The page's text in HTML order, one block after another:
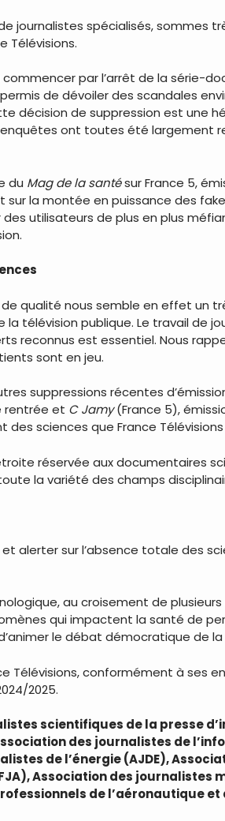
journalistes spécialisés, sommes
Télévisions.
par l’arrêt de la série-
de dévoiler des scandales
décision de suppression est une
ont toutes été largement
du Mag de la santésur France 5,
la montée en puissance des
utilisateurs de plus en plus
qualité nous semble en effet un
télévision publique. Le travail de
reconnus est essentiel. Nous
sont en jeu.
suppressions récentes
rentrée et C Jamy(France 5),
des sciences que France
réservée aux documentaires
la variété des champs
alerter sur l’absence totale des
au croisement de
qui impactent la santé de
le débat démocratique de
Télévisions, conformément à ses
2025.
scientifiques de la presse
des journalistes de
de l’énergie (AJDE),
Association des
de l’aéronautique et